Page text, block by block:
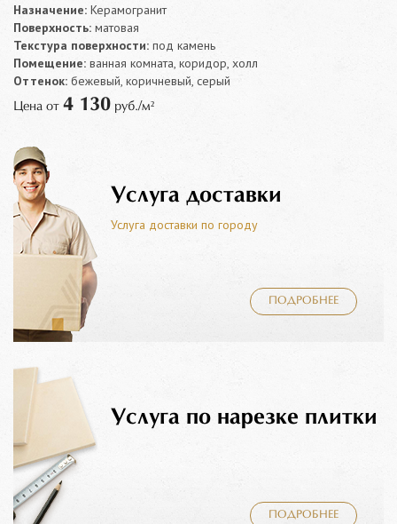
Назначение: Керамогранит
Поверхность: матовая
Текстура поверхности: под камень
Помещение: ванная комната, коридор, холл
Оттенок: бежевый, коричневый, серый
Цена от 4 130 руб./м²
Услуга доставки
Услуга доставки по городу
ПОДРОБНЕЕ
Услуга по нарезке плитки
ПОДРОБНЕЕ